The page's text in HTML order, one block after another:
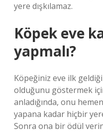
yere dışkılamaz.
Köpek eve
yapmalı?
Köpeğiniz eve ilk
olduğunu göstermek
anladığında, onu
yapana kadar hiçbir
Sonra ona bir ödül